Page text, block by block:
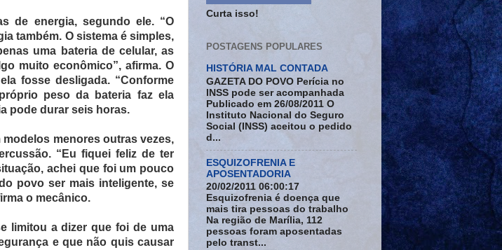
de energia, segundo ele. “O
também. O sistema é simples,
uma bateria de celular, as
muito econômico”, afirma. O
fosse desligada. “Conforme
peso da bateria faz ela
pode durar seis horas.
menores outras vezes,
“Eu fiquei feliz de ter
achei que foi um pouco
povo ser mais inteligente, se
o mecânico.
limitou a dizer que foi de uma
e que não quis causar
Curta isso!
POSTAGENS POPULARES
HISTÓRIA MAL CONTADA
GAZETA DO POVO Perícia no
INSS pode ser acompanhada
Publicado em 26/08/2011 O
Instituto Nacional do Seguro
Social (INSS) aceitou o pedido
d...
ESQUIZOFRENIA E
APOSENTADORIA
20/02/2011 06:00:17
Esquizofrenia é doença que
mais tira pessoas do trabalho
Na região de Marília, 112
pessoas foram aposentadas
pelo transt...